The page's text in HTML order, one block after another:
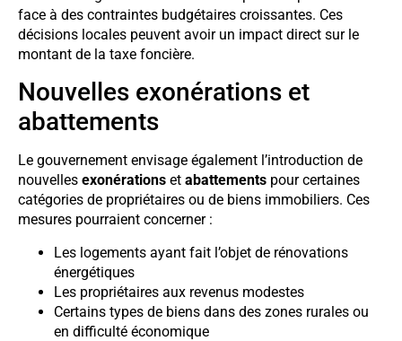
face à des contraintes budgétaires croissantes. Ces
décisions locales peuvent avoir un impact direct sur le
montant de la taxe foncière.
Nouvelles exonérations et
abattements
Le gouvernement envisage également l’introduction de
nouvelles exonérations et abattements pour certaines
catégories de propriétaires ou de biens immobiliers. Ces
mesures pourraient concerner :
Les logements ayant fait l’objet de rénovations
énergétiques
Les propriétaires aux revenus modestes
Certains types de biens dans des zones rurales ou
en difficulté économique